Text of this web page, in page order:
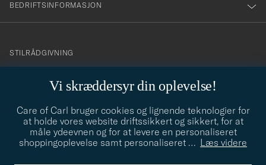
Vi skræddersyr din oplevelse!
Care of Carl bruger cookies og lignende teknologier for
at holde vores website driftssikkert og sikkert, for at
måle ydeevnen og for at levere en personaliseret
shoppingoplevelse samt personaliseret … Læs videre
BEDRIFTSINFORMASJON
info@careofcarl.no
STILRÅDGIVNING
STILRÅDGIVNING